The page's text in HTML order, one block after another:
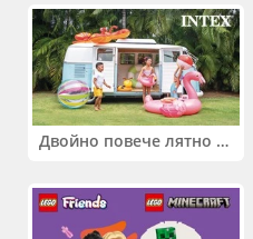
Двойно повече лятно забавление! Купи 2 продукта INTEX и вземи -33%